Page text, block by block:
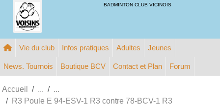
BADMINTON CLUB VICINOIS
Vie du club Infos pratiques Adultes Jeunes
News. Tournois Boutique BCV Contact et Plan Forum
Accueil
R3 Poule E 94-ESV-1 R3 contre 78-BCV-1 R3
Panneau de gestion des cookies